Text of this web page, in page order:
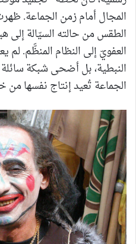
المجال أمام زمن الجماعة.
الطقس من حالته السيّالة إلى
العفويّ إلى النظام المنظَّم.
النبطية، بل أضحى شبكة
الجماعة تُعيد إنتاج نفسها